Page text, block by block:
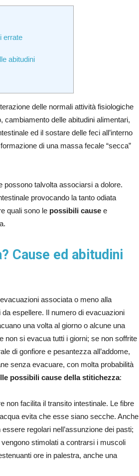
errate
abitudini
delle normali attività fisiologiche
delle abitudini alimentari,
ed il sostare delle feci all’interno
di una massa fecale “secca”
possono talvolta associarsi a dolore.
provocando la tanto odiata
quali sono le possibili cause e
Cause ed abitudini
associata o meno alla
espellere. Il numero di evacuazioni
una volta al giorno o alcune una
non si evacua tutti i giorni; se non soffrite
di gonfiore e pesantezza all’addome,
senza evacuare, con molta probabilità
possibili cause della stitichezza:
non facilita il transito intestinale. Le fibre
evita che esse siano secche. Anche
regolari nell’assunzione dei pasti;
stimolati a contrarsi i muscoli
ore in palestra, anche una